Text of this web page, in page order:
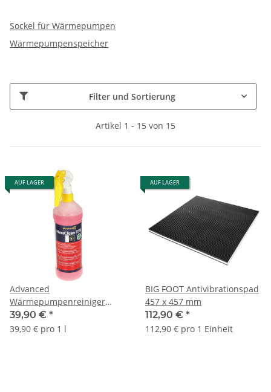
Sockel für Wärmepumpen
Wärmepumpenspeicher
Filter und Sortierung
Artikel 1 - 15 von 15
AUF LAGER
Advanced
Wärmepumpenreiniger
HEATCLEAN RTU
gebrauchsfertig 1L
39,90 € *
39,90 € pro 1 l
AUF LAGER
BIG FOOT Antivibrationspad
457 x 457 mm
112,90 € *
112,90 € pro 1 Einheit